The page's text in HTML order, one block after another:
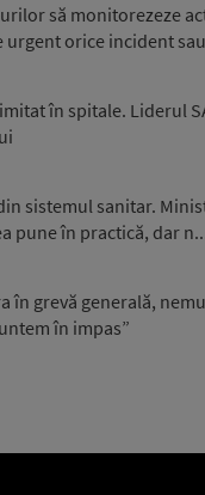
să monitorezeze
urgent orice incident
în spitale. Liderul
sistemul sanitar.
pune în practică, dar
în grevă generală,
în impas”